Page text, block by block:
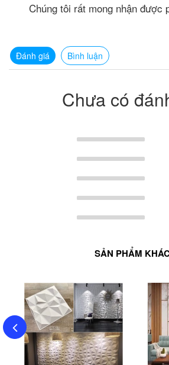
Chúng tôi rất mong nhận được
Đánh giá Bình luận
Chưa có
SẢN PHẨM